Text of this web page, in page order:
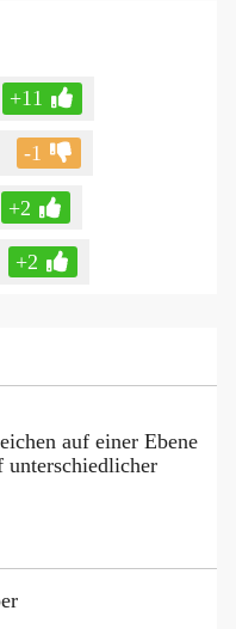
+11
-1
+2
+2
auf einer Ebene
unterschiedlicher